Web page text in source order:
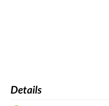
Details